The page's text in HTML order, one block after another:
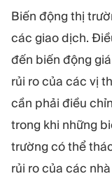
Biến động thị
các giao dịch.
đến biến động
rủi ro của các vị
cần phải điều
trong khi những
trường có thể
rủi ro của các